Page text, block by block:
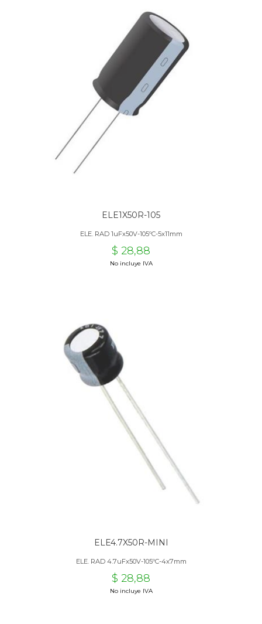
ELE1X50R-105
ELE. RAD 1uFx50V-105ºC-5x11mm
$ 28,88
No incluye IVA
ELE4.7X50R-MINI
ELE. RAD 4.7uFx50V-105ºC-4x7mm
$ 28,88
No incluye IVA